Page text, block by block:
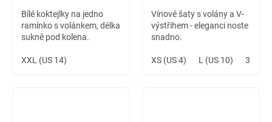
Bílé koktejlky na jedno
ramínko s volánkem, délka
sukně pod kolena.
XXL (US 14)
Vínové šaty s volány a V-
výstřihem - eleganci noste
snadno.
XS (US 4) L (US 10) 3XL